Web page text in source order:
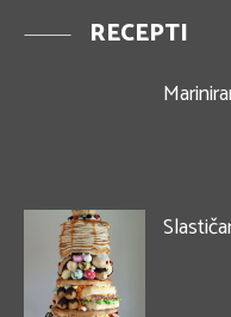
RECEPTI